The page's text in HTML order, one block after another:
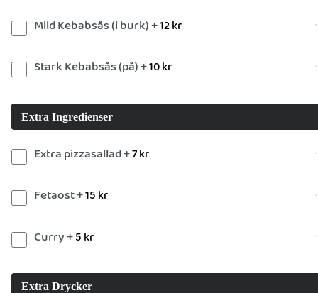
Mild Kebabsås (i burk) +12kr
Stark Kebabsås (på) +10kr
Extra Ingredienser
Extra pizzasallad +7kr
Fetaost +15 kr
Curry +5 kr
Extra Drycker